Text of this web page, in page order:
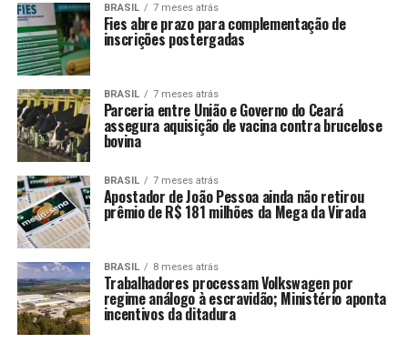
BRASIL 7 meses atrás
Fies abre prazo para complementação de
inscrições postergadas
BRASIL 7 meses atrás
Parceria entre União e Governo do Ceará
assegura aquisição de vacina contra brucelose
bovina
BRASIL 7 meses atrás
Apostador de João Pessoa ainda não retirou
prêmio de R$ 181 milhões da Mega da Virada
BRASIL 8 meses atrás
Trabalhadores processam Volkswagen por
regime análogo à escravidão; Ministério aponta
incentivos da ditadura